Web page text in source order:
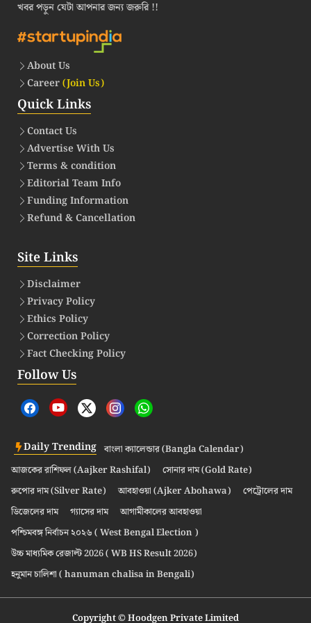
খবর পড়ুন যেটা আপনার জন্য জরুরি !!
About Us
Career(Join Us)
Quick Links
Contact Us
Advertise With Us
Terms & condition
Editorial Team Info
Funding Information
Refund & Cancellation
Site Links
Disclaimer
Privacy Policy
Ethics Policy
Correction Policy
Fact Checking Policy
Follow Us
Daily Trending বাংলা ক্যালেন্ডার (Bangla Calendar)
আজকের রাশিফল (Aajker Rashifal)
সোনার দাম (Gold Rate)
রুপোর দাম (Silver Rate)
আবহাওয়া (Ajker Abohawa)
পেট্রোলের দাম
ডিজেলের দাম
গ্যাসের দাম
আগামীকালের আবহাওয়া
পশ্চিমবঙ্গ নির্বাচন ২০২৬ ( West Bengal Election )
উচ্চ মাধ্যমিক রেজাল্ট 2026 ( WB HS Result 2026)
হনুমান চালিশা ( hanuman chalisa in Bengali)
Copyright © Hoodgen Private Limited